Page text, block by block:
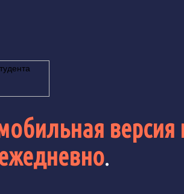
версия
.